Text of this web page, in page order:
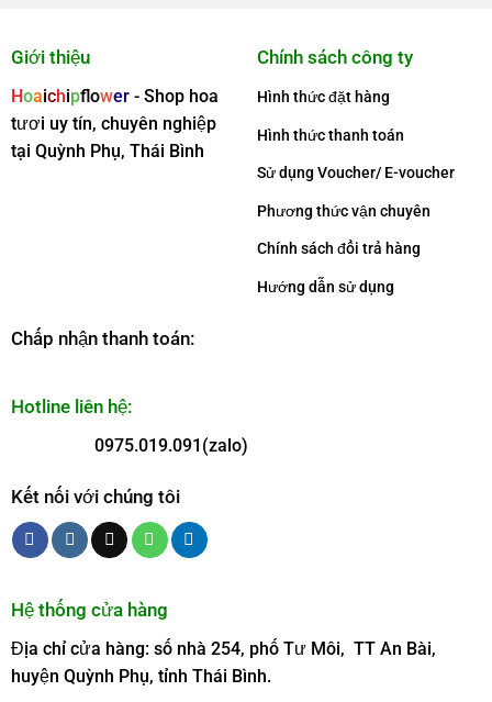
Giới thiệu
Hoaichipfower- Shop hoa
tươi uy tín, chuyên nghiệp
tại Quỳnh Phụ, Thái Bình
Chính sách công ty
Hình thức đặt hàng
Hình thức thanh toán
Sử dụng Voucher/ E-voucher
Phương thức vận chuyên
Chính sách đổi trả hàng
Hướng dẫn sử dụng
Chấp nhận thanh toán:
Hotline liên hệ:
0975.019.091(zalo)
Kết nối với chúng tôi
Hệ thống cửa hàng
Địa chỉ cửa hàng: số nhà 254, phố Tư Môi, TT An Bài,
huyện Quỳnh Phụ, tỉnh Thái Bình.